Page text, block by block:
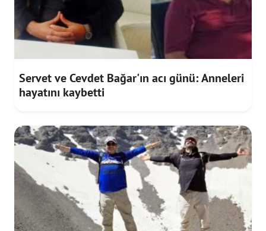
Servet ve Cevdet Bağar'ın acı günü: Anneleri
hayatını kaybetti